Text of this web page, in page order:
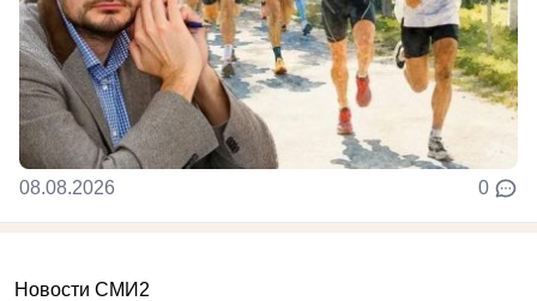
08.08.2026 0
Новости СМИ2